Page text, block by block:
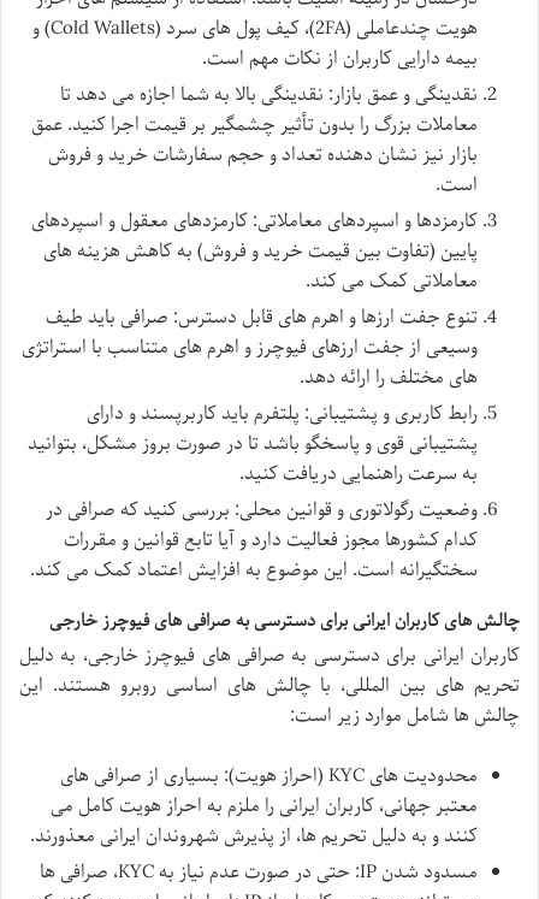
هویت چندعاملی (2FA)، کیف پول های سرد (Cold Wallets) و
بیمه دارایی کاربران از نکات مهم است.
نقدینگی و عمق بازار: نقدینگی بالا به شما اجازه می دهد تا
معاملات بزرگ را بدون تأثیر چشمگیر بر قیمت اجرا کنید. عمق
بازار نیز نشان دهنده تعداد و حجم سفارشات خرید و فروش
است.
کارمزدها و اسپردهای معاملاتی: کارمزدهای معقول و اسپردهای
پایین (تفاوت بین قیمت خرید و فروش) به کاهش هزینه های
معاملاتی کمک می کند.
تنوع جفت ارزها و اهرم های قابل دسترس: صرافی باید طیف
وسیعی از جفت ارزهای فیوچرز و اهرم های متناسب با استراتژی
های مختلف را ارائه دهد.
رابط کاربری و پشتیبانی: پلتفرم باید کاربرپسند و دارای
پشتیبانی قوی و پاسخگو باشد تا در صورت بروز مشکل، بتوانید
به سرعت راهنمایی دریافت کنید.
وضعیت رگولاتوری و قوانین محلی: بررسی کنید که صرافی در
کدام کشورها مجوز فعالیت دارد و آیا تابع قوانین و مقررات
سختگیرانه است. این موضوع به افزایش اعتماد کمک می کند.
چالش های کاربران ایرانی برای دسترسی به صرافی های فیوچرز خارجی
کاربران ایرانی برای دسترسی به صرافی های فیوچرز خارجی، به دلیل
تحریم های بین المللی، با چالش های اساسی روبرو هستند. این
چالش ها شامل موارد زیر است:
محدودیت های KYC (احراز هویت): بسیاری از صرافی های
معتبر جهانی، کاربران ایرانی را ملزم به احراز هویت کامل می
کنند و به دلیل تحریم ها، از پذیرش شهروندان ایرانی معذورند.
مسدود شدن IP: حتی در صورت عدم نیاز به KYC، صرافی ها